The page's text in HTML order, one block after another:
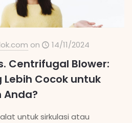
on 14/11/2024
Centrifugal Blower:
Lebih Cocok untuk
Anda?
untuk sirkulasi atau